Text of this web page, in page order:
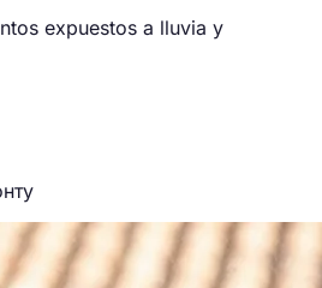
expuestos a lluvia y